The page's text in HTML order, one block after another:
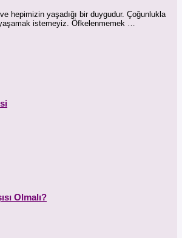
hepimizin yaşadığı bir duygudur. Çoğunlukla
istemeyiz. Öfkelenmemek …
Olmalı?